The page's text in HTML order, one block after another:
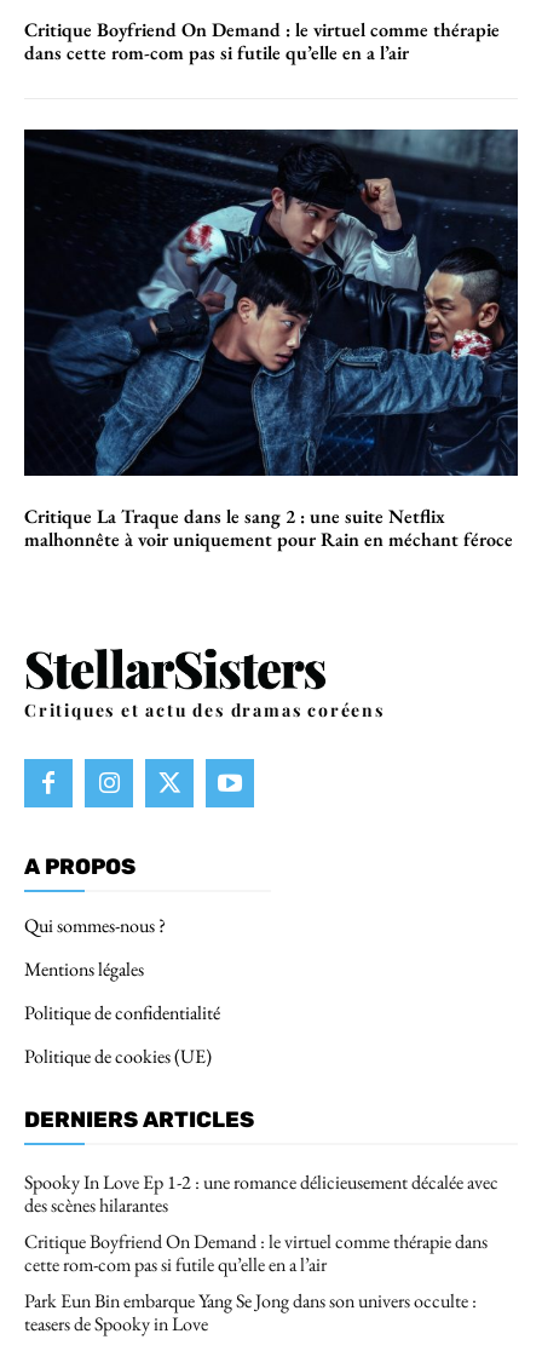
Critique Boyfriend On Demand : le virtuel comme thérapie
dans cette rom-com pas si futile qu’elle en a l’air
Critique La Traque dans le sang 2 : une suite Netflix
malhonnête à voir uniquement pour Rain en méchant féroce
Critiques et actu des dramas coréens
A PROPOS
Qui sommes-nous ?
Mentions légales
Politique de confidentialité
Politique de cookies (UE)
DERNIERS ARTICLES
Spooky In Love Ep 1-2 : une romance délicieusement décalée avec
des scènes hilarantes
Critique Boyfriend On Demand : le virtuel comme thérapie dans
cette rom-com pas si futile qu’elle en a l’air
Park Eun Bin embarque Yang Se Jong dans son univers occulte :
teasers de Spooky in Love